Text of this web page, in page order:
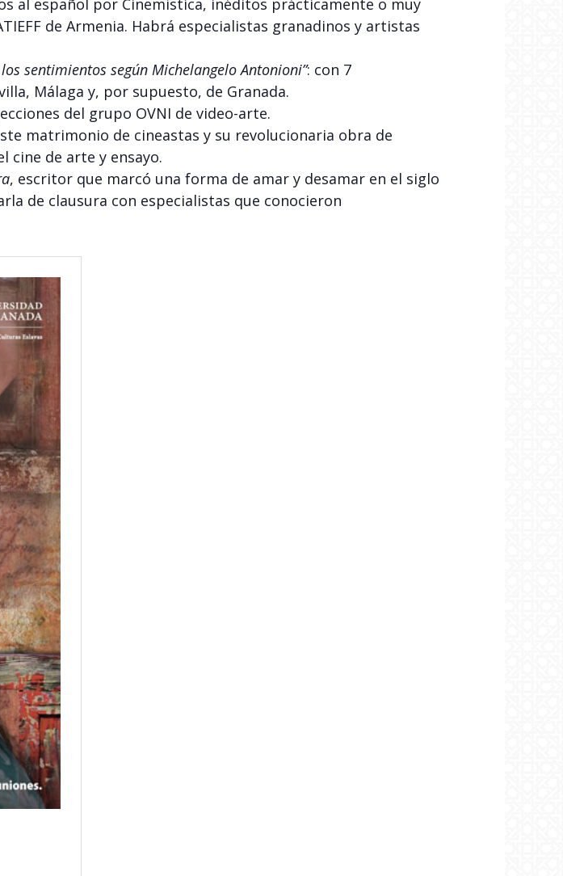
al español por Cinemística, inéditos prácticamente o muy
de Armenia. Habrá especialistas granadinos y artistas
sentimientos según Michelangelo Antonioni”: con 7
Málaga y, por supuesto, de Granada.
del grupo OVNI de video-arte.
matrimonio de cineastas y su revolucionaria obra de
cine de arte y ensayo.
, escritor que marcó una forma de amar y desamar en el siglo
de clausura con especialistas que conocieron